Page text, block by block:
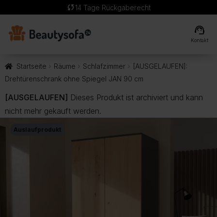
sync 14 Tage Rückgaberecht
support_agent
Kontakt
Startseite Räume Schlafzimmer
[AUSGELAUFEN]:
Drehtürenschrank ohne Spiegel JAN 90 cm
[AUSGELAUFEN] Dieses Produkt ist archiviert und kann
nicht mehr gekauft werden.
Auslaufprodukt